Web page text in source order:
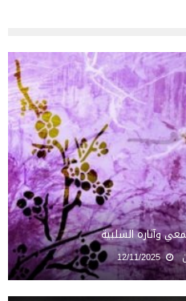
وآثاره السلبية
12/11/2025